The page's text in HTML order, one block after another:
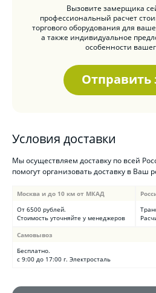
Вызовите замерщика
профессиональный расчет
торгового оборудования для
а также индивидуальное
особенности
Отправить
Условия доставки
Мы осуществляем доставку по всей
помогут организовать доставку в Ваш
Москва и до 10 км от МКАД
От 6500 рублей.
Стоимость уточняйте у менеджеров
Самовывоз
Бесплатно.
с 9:00 до 17:00 г. Электросталь